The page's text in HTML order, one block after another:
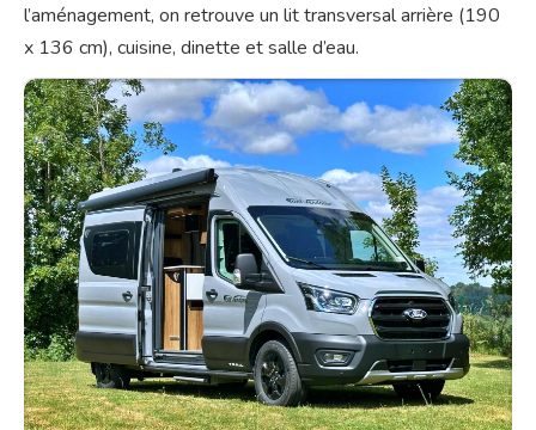
l’aménagement, on retrouve un lit transversal arrière (190
x 136 cm), cuisine, dinette et salle d’eau.